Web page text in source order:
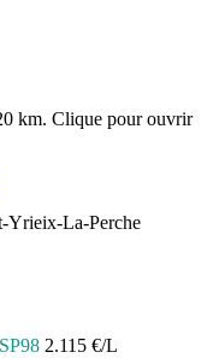
km. Clique pour ouvrir
Yrieix-La-Perche
SP98 2.115 €/L